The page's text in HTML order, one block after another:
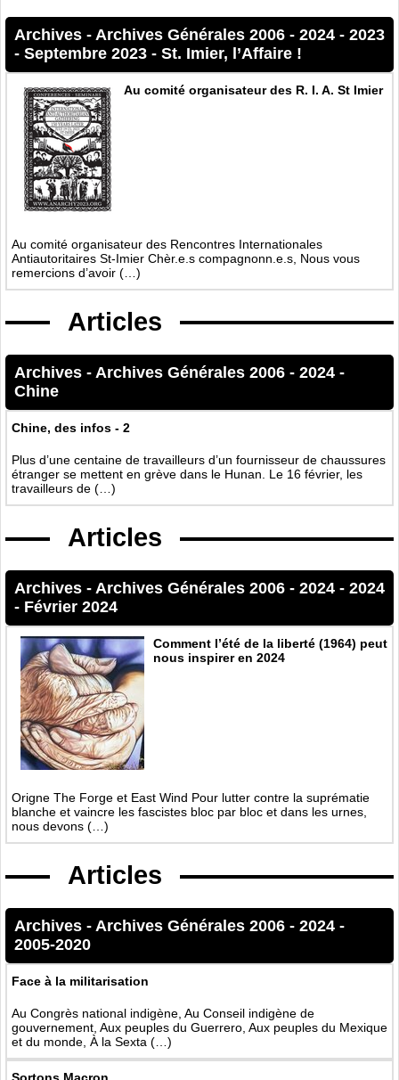
Archives - Archives Générales 2006 - 2024 - 2023
- Septembre 2023 - St. Imier, l’Affaire !
Au comité organisateur des R. I. A. St Imier
Au comité organisateur des Rencontres Internationales
Antiautoritaires St-Imier Chèr.e.s compagnonn.e.s, Nous vous
remercions d’avoir (…)
Articles
Archives - Archives Générales 2006 - 2024 -
Chine
Chine, des infos - 2
Plus d’une centaine de travailleurs d’un fournisseur de chaussures
étranger se mettent en grève dans le Hunan. Le 16 février, les
travailleurs de (…)
Articles
Archives - Archives Générales 2006 - 2024 - 2024
- Février 2024
Comment l’été de la liberté (1964) peut
nous inspirer en 2024
Origne The Forge et East Wind Pour lutter contre la suprématie
blanche et vaincre les fascistes bloc par bloc et dans les urnes,
nous devons (…)
Articles
Archives - Archives Générales 2006 - 2024 -
2005-2020
Face à la militarisation
Au Congrès national indigène, Au Conseil indigène de
gouvernement, Aux peuples du Guerrero, Aux peuples du Mexique
et du monde, À la Sexta (…)